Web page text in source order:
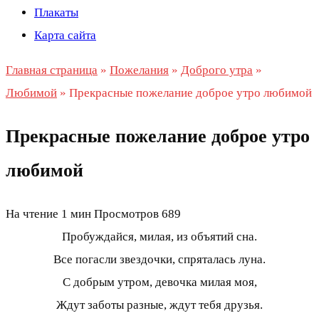
Плакаты
Карта сайта
Главная страница » Пожелания » Доброго утра »
Любимой » Прекрасные пожелание доброе утро любимой
Прекрасные пожелание доброе утро
любимой
На чтение 1 мин Просмотров 689
Пробуждайся, милая, из объятий сна.
Все погасли звездочки, спряталась луна.
С добрым утром, девочка милая моя,
Ждут заботы разные, ждут тебя друзья.